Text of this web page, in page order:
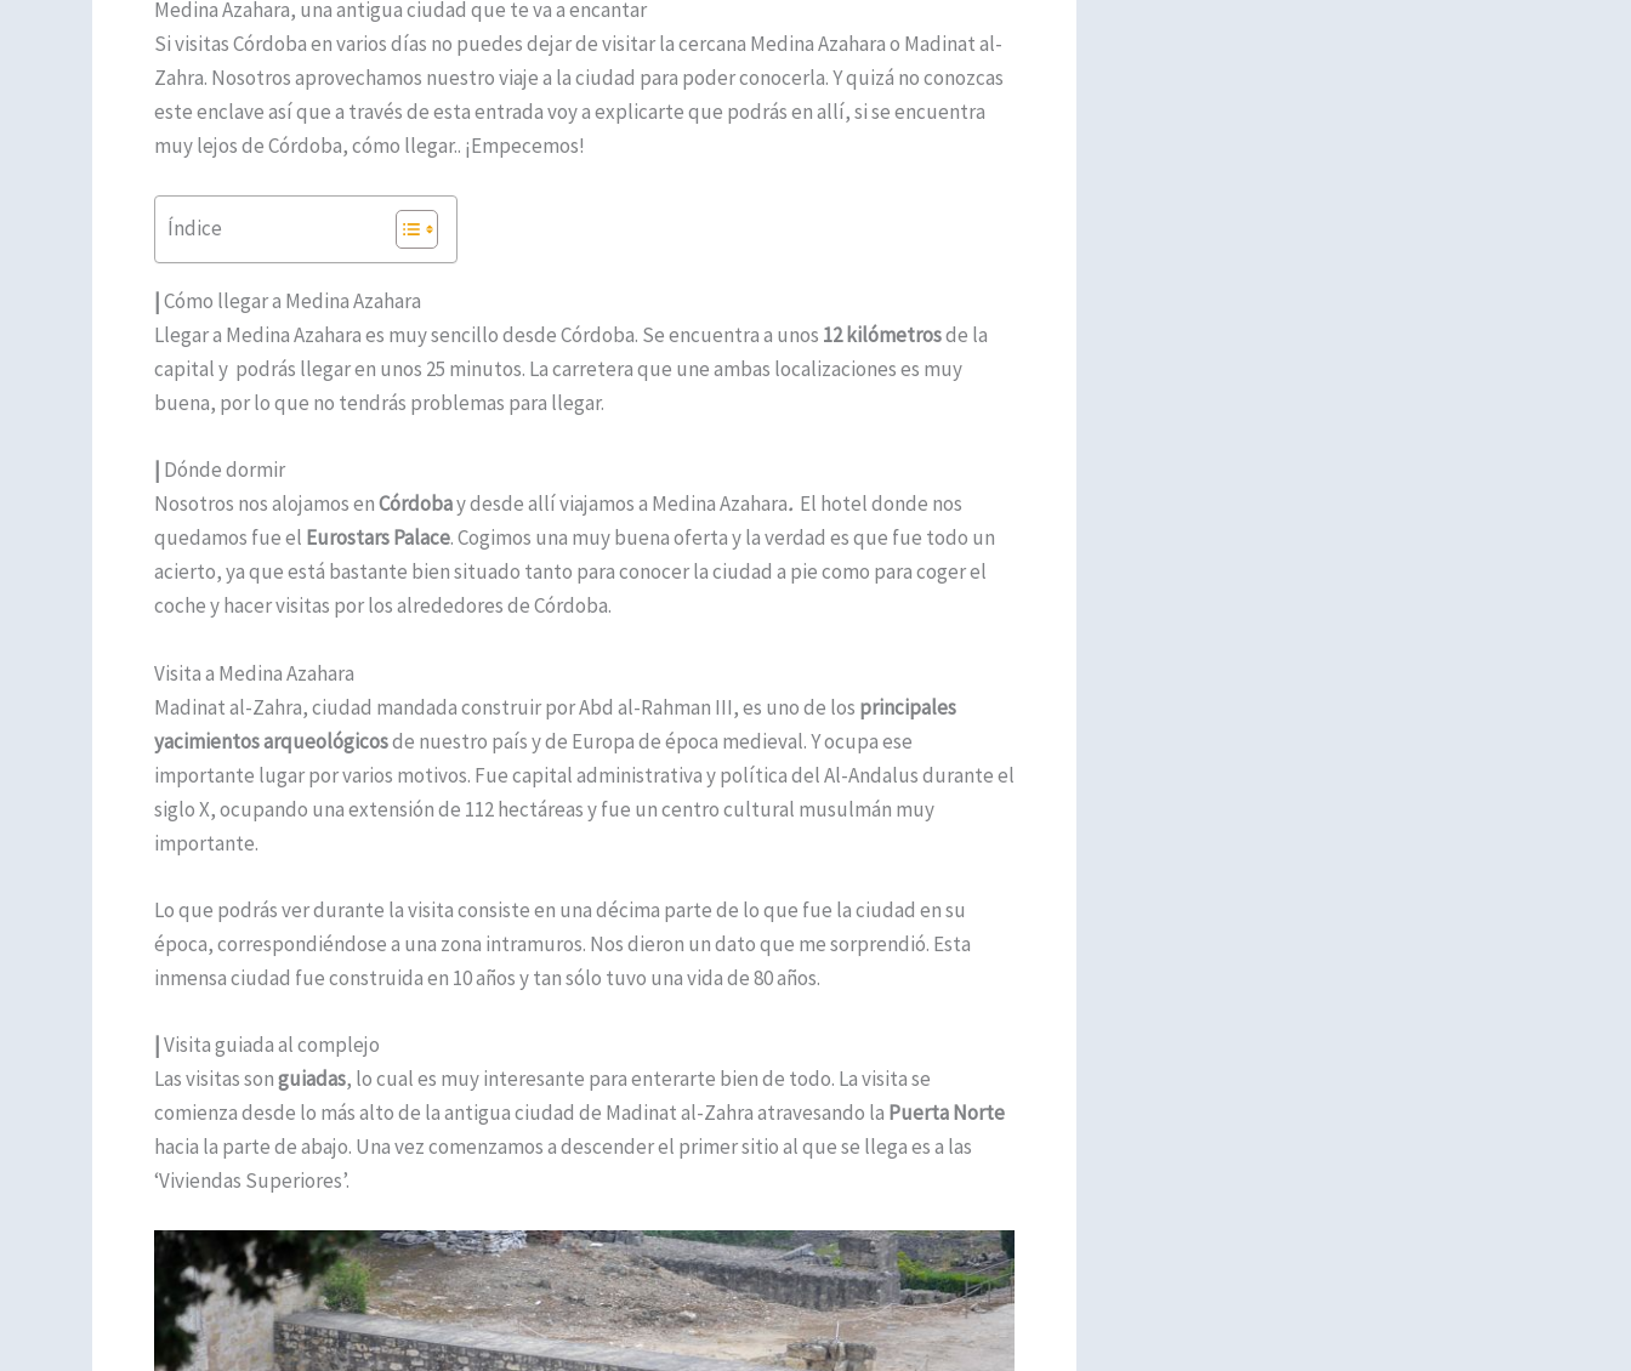
Medina Azahara, una antigua ciudad que te va a encantar
Si visitas Córdoba en varios días no puedes dejar de visitar la cercana Medina Azahara o Madinat al-
Zahra. Nosotros aprovechamos nuestro viaje a la ciudad para poder conocerla. Y quizá no conozcas
este enclave así que a través de esta entrada voy a explicarte que podrás en allí, si se encuentra
muy lejos de Córdoba, cómo llegar.. ¡Empecemos!
Índice
|Cómo llegar a Medina Azahara
Llegar a Medina Azahara es muy sencillo desde Córdoba. Se encuentra a unos 12 kilómetrosde la
capital y podrás llegar en unos 25 minutos. La carretera que une ambas localizaciones es muy
buena, por lo que no tendrás problemas para llegar.
| Dónde dormir
Nosotros nos alojamos enCórdobay desde allí viajamos a Medina Azahara. El hotel donde nos
quedamos fue el Eurostars Palace. Cogimos una muy buena oferta y la verdad es que fue todo un
acierto, ya que está bastante bien situado tanto para conocer la ciudad a pie como para coger el
coche y hacer visitas por los alrededores de Córdoba.
Visita a Medina Azahara
Madinat al-Zahra, ciudad mandada construir por Abd al-Rahman III, es uno de los principales
yacimientos arqueológicosde nuestro país y de Europa de época medieval. Y ocupa ese
importante lugar por varios motivos. Fue capital administrativa y política del Al-Andalus durante el
siglo X, ocupando una extensión de 112 hectáreas y fue un centro cultural musulmán muy
importante.
Lo que podrás ver durante la visita consiste en una décima parte de lo que fue la ciudad en su
época, correspondiéndose a una zona intramuros. Nos dieron un dato que me sorprendió. Esta
inmensa ciudad fue construida en 10 años y tan sólo tuvo una vida de 80 años.
|Visita guiada al complejo
Las visitas songuiadas, lo cual es muy interesante para enterarte bien de todo. La visita se
comienza desde lo más alto de la antigua ciudad de Madinat al-Zahra atravesando la Puerta Norte
hacia la parte de abajo. Una vez comenzamos a descender el primer sitio al que se llega es a las
‘Viviendas Superiores’.